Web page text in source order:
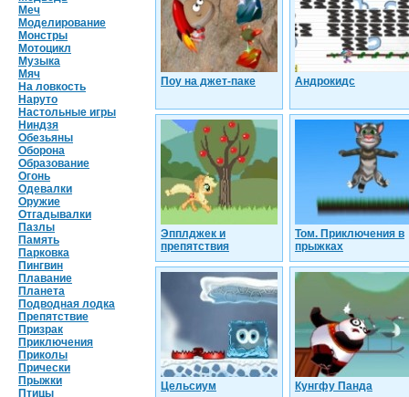
Меч
Моделирование
Монстры
Мотоцикл
Музыка
Мяч
На ловкость
Наруто
Настольные игры
Ниндзя
Обезьяны
Оборона
Образование
Огонь
Одевалки
Оружие
Отгадывалки
Пазлы
Память
Парковка
Пингвин
Плавание
Планета
Подводная лодка
Препятствие
Призрак
Приключения
Приколы
Прически
Прыжки
Птицы
Поу на джет-паке Андрокидс
Эпплджек и
препятствия
Том. Приключения в
прыжках
Цельсиум Кунгфу Панда